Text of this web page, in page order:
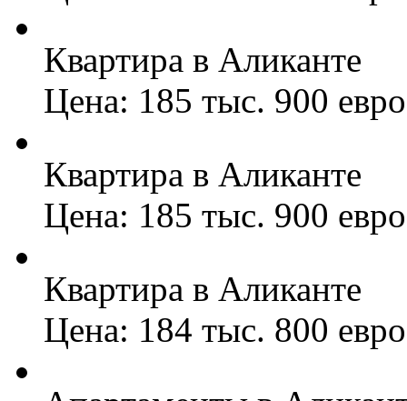
Квартира в Аликанте
Цена: 185 тыс. 900
Квартира в Аликанте
Цена: 185 тыс. 900
Квартира в Аликанте
Цена: 184 тыс. 800